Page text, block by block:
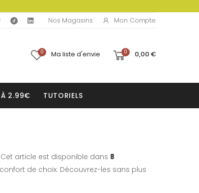
Nos Magasins Mon Compte
0 Ma liste d'envie 0 0,00 €
À 2.99€ TUTORIELS
article est disponible dans 8
de choix. Découvrez-les sans plus